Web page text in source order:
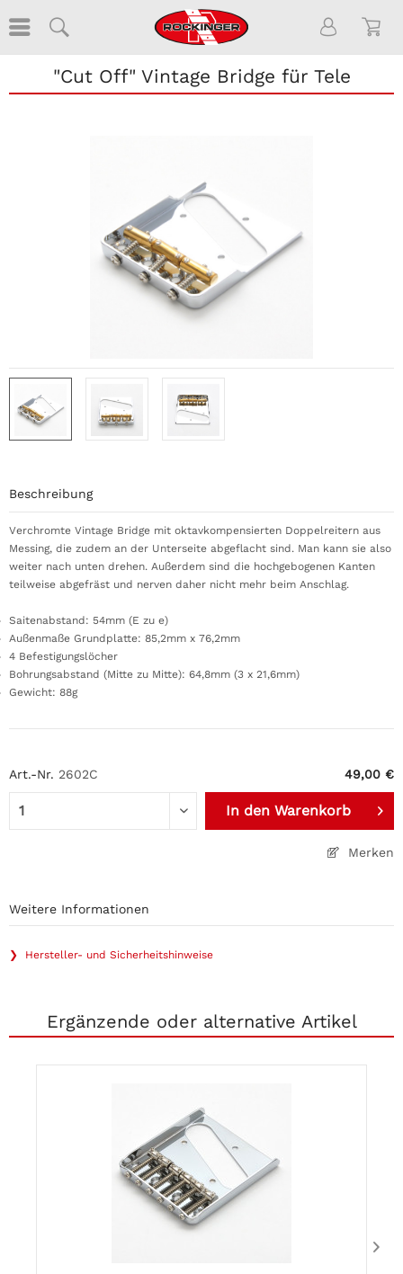
"Cut Off" Vintage Bridge für Tele
Art.-Nr. 2602C 49,00 €
In den Warenkorb
Merken
Beschreibung
Verchromte Vintage Bridge mit oktavkompensierten Doppelreitern aus
Messing, die zudem an der Unterseite abgeflacht sind. Man kann sie also
weiter nach unten drehen. Außerdem sind die hochgebogenen Kanten
teilweise abgefräst und nerven daher nicht mehr beim Anschlag.
Saitenabstand: 54mm (E zu e)
Außenmaße Grundplatte: 85,2mm x 76,2mm
4 Befestigungslöcher
Bohrungsabstand (Mitte zu Mitte): 64,8mm (3 x 21,6mm)
Gewicht: 88g
Weitere Informationen
❯ Hersteller- und Sicherheitshinweise
Ergänzende oder alternative Artikel